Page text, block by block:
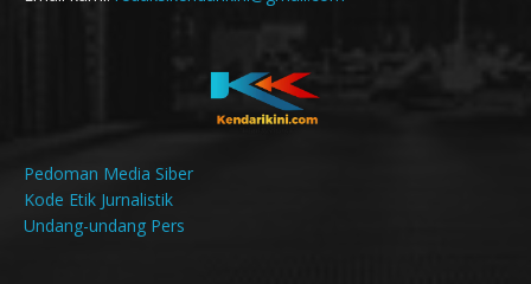
Pedoman Media Siber
Kode Etik Jurnalistik
Undang-undang Pers